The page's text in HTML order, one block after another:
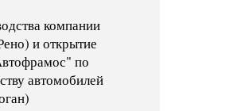
компании
и открытие
по
автомобилей